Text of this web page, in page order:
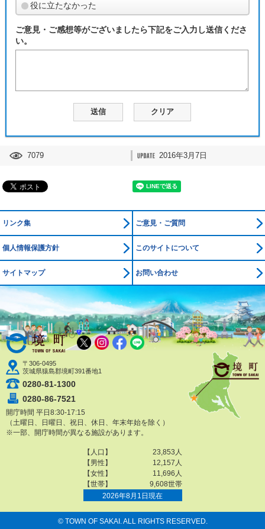
役に立たなかった
ご意見・ご感想等がございましたら下記をご入力し送信くださ
い。
7079 2016年3月7日
リンク集 ご意見・ご質問
個人情報保護方針 このサイトについて
サイトマップ お問い合わせ
境町公式ホームページ
〒306-0495
茨城県猿島郡境町391番地1
0280-81-1300
0280-86-7521
開庁時間 平日8:30-17:15
（土曜日、日曜日、祝日、休日、年末年始を除く）
※一部、開庁時間が異なる施設があります。
X Instagram
Facebook
LINE
© TOWN OF SAKAI. ALL RIGHTS RESERVED.